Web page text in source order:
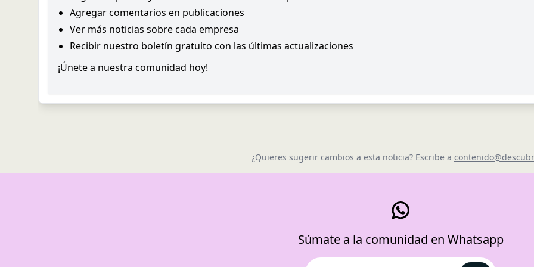
Agregar comentarios en publicaciones
Ver más noticias sobre cada empresa
Recibir nuestro boletín gratuito con las últimas actualizaciones
¡Únete a nuestra comunidad hoy!
¿Quieres sugerir cambios a esta noticia? Escribe a
Súmate a la comunidad en Whatsapp